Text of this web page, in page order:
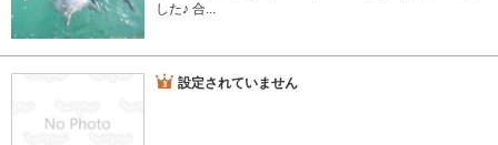
した♪ 合...
設定されていません